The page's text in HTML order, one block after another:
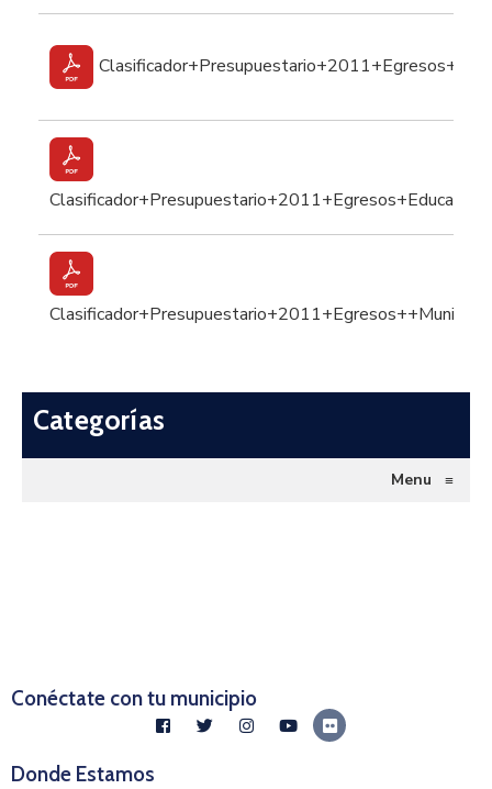
Clasificador+Presupuestario+2011+Egresos+EducaciOn
Categorías
Menu ≡
Conéctate con tu municipio
Donde Estamos